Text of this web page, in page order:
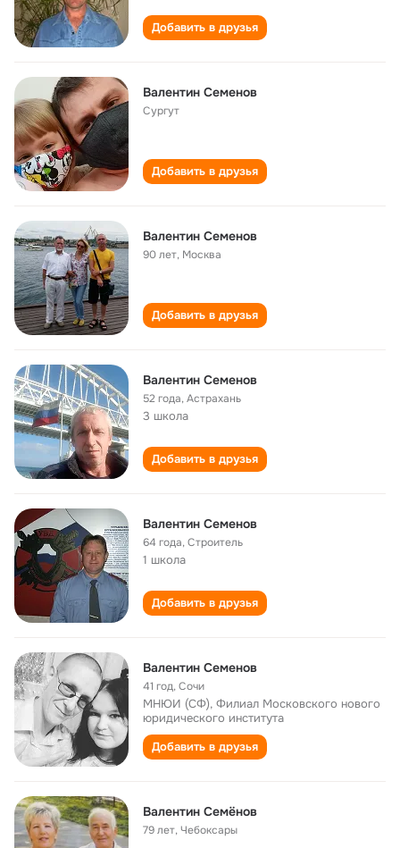
Добавить в друзья
Валентин Семенов
Сургут
Добавить в друзья
Валентин Семенов
90 лет, Москва
Добавить в друзья
Валентин Семенов
52 года,Астрахань
3 школа
Добавить в друзья
Валентин Семенов
64 года,Строитель
1 школа
Добавить в друзья
Валентин Семенов
41 год,Сочи
МНЮИ (СФ), Филиал Московского нового
юридического института
Добавить в друзья
Валентин Семёнов
79 лет,Чебоксары